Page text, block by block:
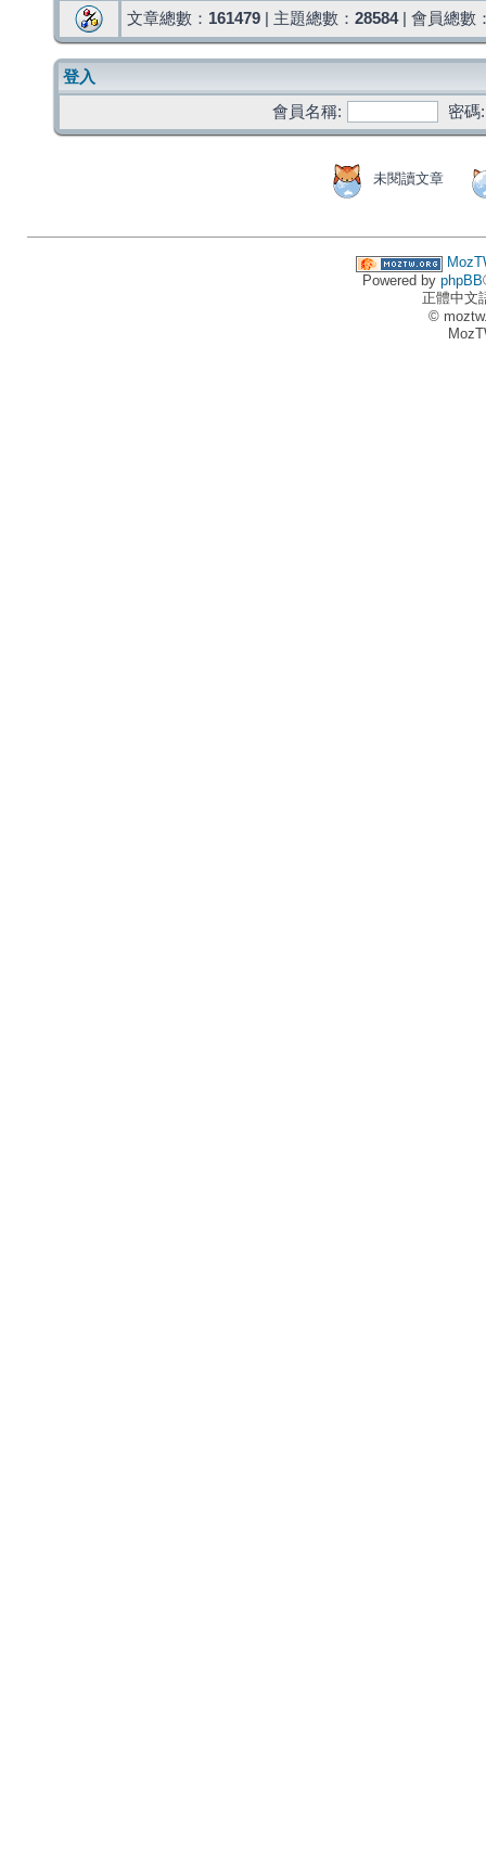
文章總數： 161479 | 主題總數： 28584| 會員總數
登入
會員名稱:
密碼:
未閱讀文章
Powered by phpBB
正體中文
©